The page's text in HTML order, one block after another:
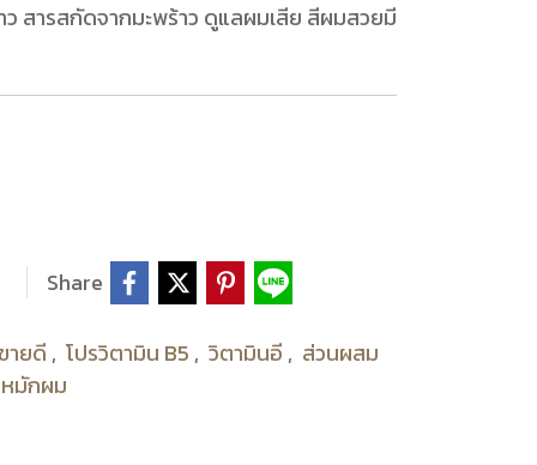
สารสกัดจากมะพร้าว ดูแลผมเสีย สีผมสวยมี
Share
ายดี , โปรวิตามิน B5 , วิตามินอี , ส่วนผสม
มักผม